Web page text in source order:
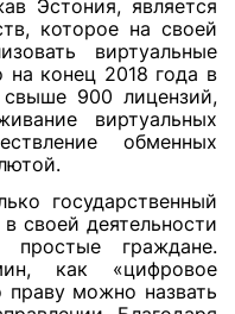
Эстония, является
которое на своей
виртуальные
на конец 2018 года в
900 лицензий,
виртуальных
обменных
государственный
своей деятельности
граждане.
как «цифровое
праву можно назвать